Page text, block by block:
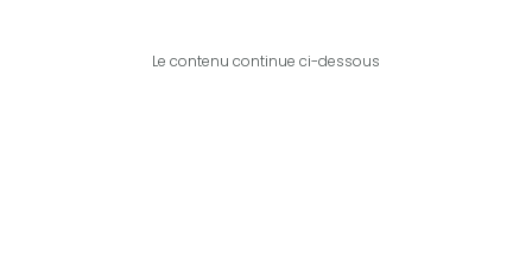
Le contenu continue ci-dessous